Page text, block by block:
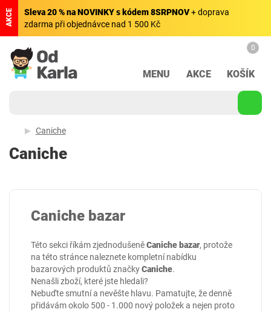
AKCE Sleva 20 % na NOVINKY s kódem 8SRPNOV+ doprava
zdarma při objednávce nad 1 500 Kč
MENU AKCE
0
KOŠÍK
Caniche
Caniche
Caniche bazar
Této sekci říkám zjednodušeněCaniche bazar, protože
na této stránce naleznete kompletní nabídku
bazarových produktů značkyCaniche.
Nenašli zboží, které jste hledali?
Nebuďte smutní a nevěšte hlavu. Pamatujte, že denně
přidávám okolo 500 - 1.000 nový položek a nejen proto